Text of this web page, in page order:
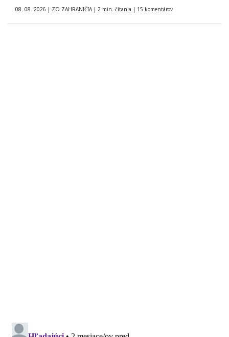
08. 08. 2026 | ZO ZAHRANIČIA | 2 min. čítania | 15 komentárov